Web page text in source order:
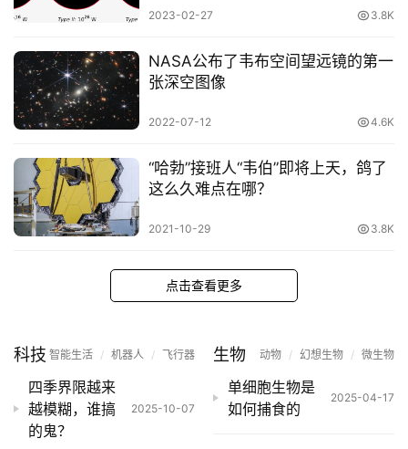
2023-02-27 3.8K
NASA公布了韦布空间望远镜的第一
张深空图像
2022-07-12 4.6K
“哈勃”接班人“韦伯”即将上天，鸽了
这么久难点在哪？
2021-10-29 3.8K
点击查看更多
科技 智能生活 / 机器人 / 飞行器
四季界限越来
越模糊，谁搞
的鬼？
2025-10-07
生物 动物 / 幻想生物 / 微生物
单细胞生物是
如何捕食的
2025-04-17